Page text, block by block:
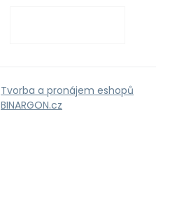
Tvorba a pronájem eshopů
BINARGON.cz